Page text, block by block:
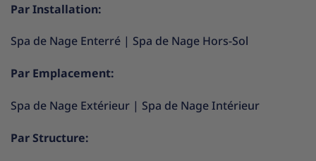
Par Installation:
Spa de Nage Enterré | Spa de Nage Hors-Sol
Par Emplacement:
Spa de Nage Extérieur | Spa de Nage Intérieur
Par Structure: